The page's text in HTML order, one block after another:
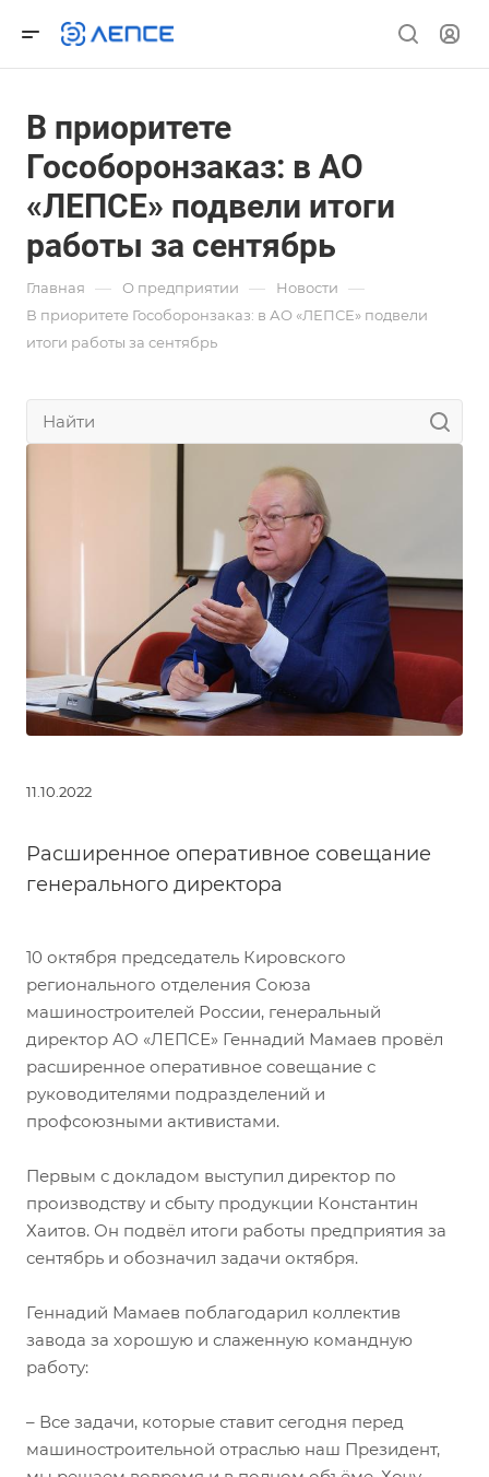
В приоритете
Гособоронзаказ: в АО
«ЛЕПСЕ» подвели итоги
работы за сентябрь
Главная — О предприятии — Новости —
В приоритете Гособоронзаказ: в АО «ЛЕПСЕ» подвели
итоги работы за сентябрь
11.10.2022
Расширенное оперативное совещание
генерального директора
10 октября председатель Кировского
регионального отделения Союза
машиностроителей России, генеральный
директор АО «ЛЕПСЕ» Геннадий Мамаев провёл
расширенное оперативное совещание с
руководителями подразделений и
профсоюзными активистами.
Первым с докладом выступил директор по
производству и сбыту продукции Константин
Хаитов. Он подвёл итоги работы предприятия за
сентябрь и обозначил задачи октября.
Геннадий Мамаев поблагодарил коллектив
завода за хорошую и слаженную командную
работу:
– Все задачи, которые ставит сегодня перед
машиностроительной отраслью наш Президент,